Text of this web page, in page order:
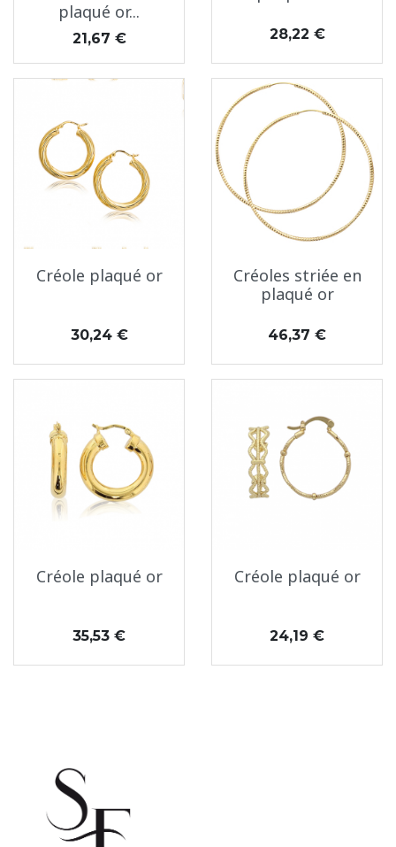
plaqué or...
Prix
21,67 € Prix
28,22 €
Créole plaqué or
Prix
30,24 €
Créoles striée en
plaqué or
Prix
46,37 €
Créole plaqué or
Prix
35,53 €
Créole plaqué or
Prix
24,19 €